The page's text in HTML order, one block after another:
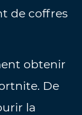
de coffres
obtenir
De
la